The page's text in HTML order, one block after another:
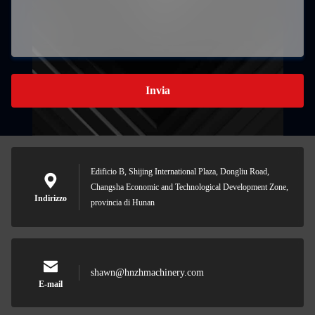
Invia
Indirizzo
Edificio B, Shijing International Plaza, Dongliu Road,
Changsha Economic and Technological Development Zone,
provincia di Hunan
E-mail
shawn@hnzhmachinery.com